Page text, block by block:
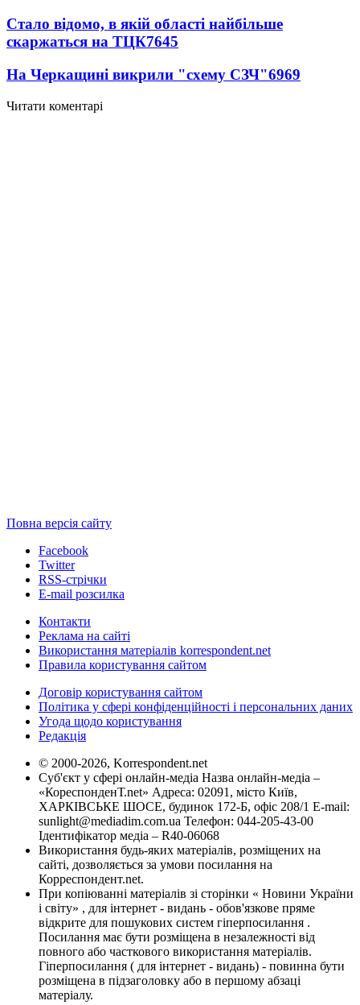
Стало відомо, в якій області найбільше
скаржаться на ТЦК7645
На Черкащині викрили "схему СЗЧ"6969
Читати коментарі
Повна версія сайту
Facebook
Twitter
RSS-стрічки
E-mail розсилка
Контакти
Реклама на сайті
Використання матеріалів korrespondent.net
Правила користування сайтом
Договір користування сайтом
Політика у сфері конфіденційності і персональних даних
Угода щодо користування
Редакція
© 2000-2026, Korrespondent.net
Суб'єкт у сфері онлайн-медіа Назва онлайн-медіа –
«КореспонденТ.net» Адреса: 02091, місто Київ,
ХАРКІВСЬКЕ ШОСЕ, будинок 172-Б, офіс 208/1 E-mail:
sunlight@mediadim.com.ua Телефон: 044-205-43-00
Ідентифікатор медіа – R40-06068
Використання будь-яких матеріалів, розміщених на
сайті, дозволяється за умови посилання на
Корреспондент.net.
При копіюванні матеріалів зі сторінки « Новини України
і світу» , для інтернет - видань - обов'язкове пряме
відкрите для пошукових систем гіперпосилання .
Посилання має бути розміщена в незалежності від
повного або часткового використання матеріалів.
Гіперпосилання ( для інтернет - видань) - повинна бути
розміщена в підзаголовку або в першому абзаці
матеріалу.